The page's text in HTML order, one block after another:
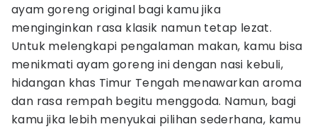
ayam goreng original bagi kamu jika
menginginkan rasa klasik namun tetap lezat.
Untuk melengkapi pengalaman makan, kamu bisa
menikmati ayam goreng ini dengan nasi kebuli,
hidangan khas Timur Tengah menawarkan aroma
dan rasa rempah begitu menggoda. Namun, bagi
kamu jika lebih menyukai pilihan sederhana, kamu